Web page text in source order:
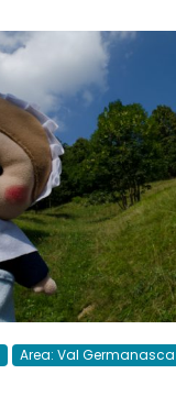
Area: Val Germanasca